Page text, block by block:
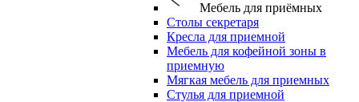
Мебель для приёмных
Столы секретаря
Кресла для приемной
Мебель для кофейной зоны в
приемную
Мягкая мебель для приемных
Стулья для приемной